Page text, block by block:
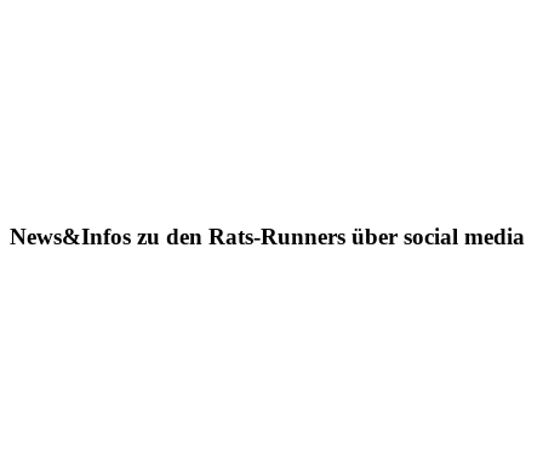
News&Infos zu den Rats-Runners über social media